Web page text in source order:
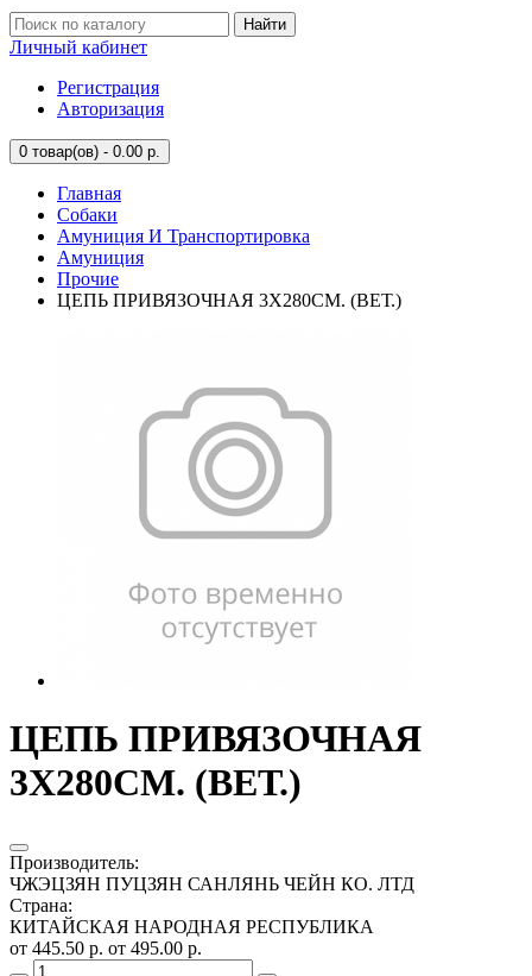
Найти
Личный кабинет
Регистрация
Авторизация
0 товар(ов) - 0.00 р.
Главная
Собаки
Амуниция И Транспортировка
Амуниция
Прочие
ЦЕПЬ ПРИВЯЗОЧНАЯ 3Х280СМ. (ВЕТ.)
ЦЕПЬ ПРИВЯЗОЧНАЯ
3Х280СМ. (ВЕТ.)
Производитель:
ЧЖЭЦЗЯН ПУЦЗЯН САНЛЯНЬ ЧЕЙН КО. ЛТД
Страна:
КИТАЙСКАЯ НАРОДНАЯ РЕСПУБЛИКА
от 445.50 р. от 495.00 р.